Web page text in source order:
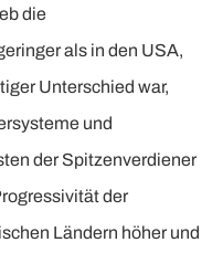
die
als in den USA,
Unterschied war,
und
der Spitzenverdiener
der
Ländern höher und